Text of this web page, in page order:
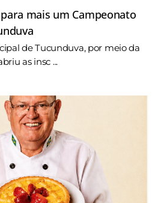
mais um Campeonato
de Tucunduva, por meio da
as insc ...